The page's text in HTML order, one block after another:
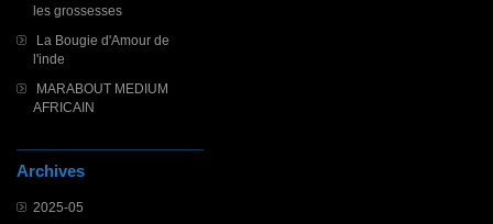
les grossesses
La Bougie d'Amour de
l'inde
MARABOUT MEDIUM
AFRICAIN
Archives
2025-05